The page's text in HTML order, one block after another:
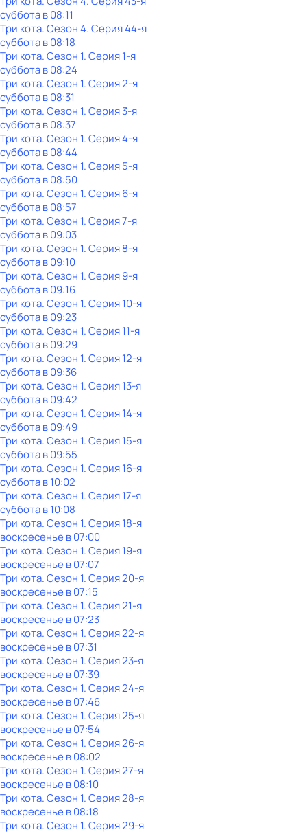
субботав08:11
Три кота. Сезон 4. Серия 44-я
субботав08:18
Три кота. Сезон 1. Серия 1-я
субботав08:24
Три кота. Сезон 1. Серия 2-я
субботав08:31
Три кота. Сезон 1. Серия 3-я
субботав08:37
Три кота. Сезон 1. Серия 4-я
субботав08:44
Три кота. Сезон 1. Серия 5-я
субботав08:50
Три кота. Сезон 1. Серия 6-я
субботав08:57
Три кота. Сезон 1. Серия 7-я
субботав09:03
Три кота. Сезон 1. Серия 8-я
субботав09:10
Три кота. Сезон 1. Серия 9-я
субботав09:16
Три кота. Сезон 1. Серия 10-я
субботав09:23
Три кота. Сезон 1. Серия 11-я
субботав09:29
Три кота. Сезон 1. Серия 12-я
субботав09:36
Три кота. Сезон 1. Серия 13-я
субботав09:42
Три кота. Сезон 1. Серия 14-я
субботав09:49
Три кота. Сезон 1. Серия 15-я
субботав09:55
Три кота. Сезон 1. Серия 16-я
субботав10:02
Три кота. Сезон 1. Серия 17-я
субботав10:08
Три кота. Сезон 1. Серия 18-я
воскресенье в07:00
Три кота. Сезон 1. Серия 19-я
воскресенье в07:07
Три кота. Сезон 1. Серия 20-я
воскресенье в07:15
Три кота. Сезон 1. Серия 21-я
воскресенье в07:23
Три кота. Сезон 1. Серия 22-я
воскресенье в07:31
Три кота. Сезон 1. Серия 23-я
воскресенье в07:39
Три кота. Сезон 1. Серия 24-я
воскресенье в07:46
Три кота. Сезон 1. Серия 25-я
воскресенье в07:54
Три кота. Сезон 1. Серия 26-я
воскресенье в08:02
Три кота. Сезон 1. Серия 27-я
воскресенье в08:10
Три кота. Сезон 1. Серия 28-я
воскресенье в08:18
Три кота. Сезон 1. Серия 29-я